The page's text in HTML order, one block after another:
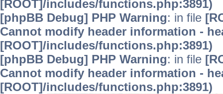
[ROOT]/includes/functions.php:3891)
[phpBB Debug] PHP Warning: in file
Cannot modify header information -
[ROOT]/includes/functions.php:3891)
[phpBB Debug] PHP Warning: in file
Cannot modify header information -
[ROOT]/includes/functions.php:3891)